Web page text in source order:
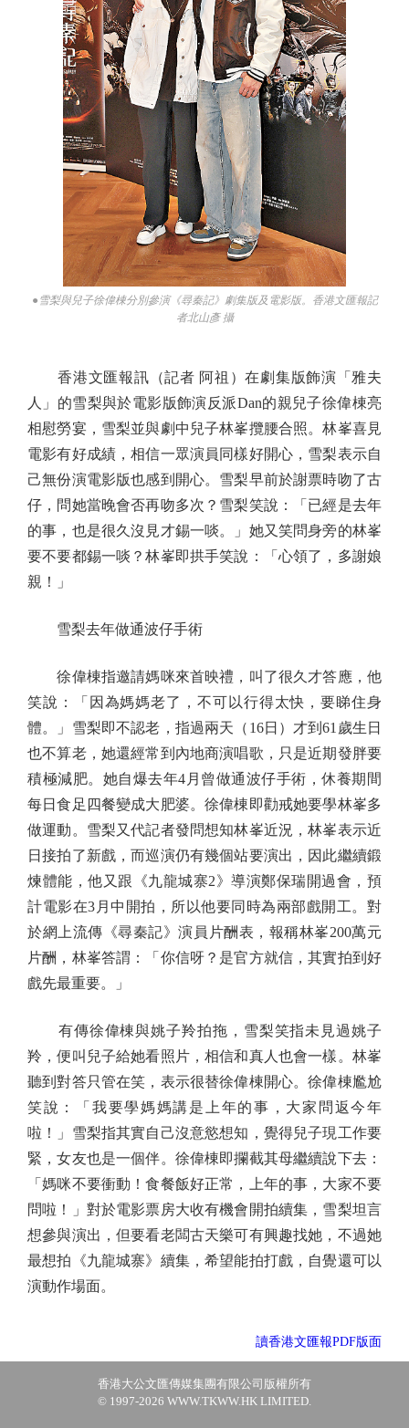
●雪梨與兒子徐偉棟分別參演《尋秦記》劇集版及電影版。香港文匯報記
者北山彥 攝
香港文匯報訊（記者 阿祖）在劇集版飾演「雅夫
人」的雪梨與於電影版飾演反派Dan的親兒子徐偉棟亮
相慰勞宴，雪梨並與劇中兒子林峯攬腰合照。林峯喜見
電影有好成績，相信一眾演員同樣好開心，雪梨表示自
己無份演電影版也感到開心。雪梨早前於謝票時吻了古
仔，問她當晚會否再吻多次？雪梨笑說：「已經是去年
的事，也是很久沒見才錫一啖。」她又笑問身旁的林峯
要不要都錫一啖？林峯即拱手笑說：「心領了，多謝娘
親！」
雪梨去年做通波仔手術
徐偉棟指邀請媽咪來首映禮，叫了很久才答應，他
笑說：「因為媽媽老了，不可以行得太快，要睇住身
體。」雪梨即不認老，指過兩天（16日）才到61歲生日
也不算老，她還經常到內地商演唱歌，只是近期發胖要
積極減肥。她自爆去年4月曾做通波仔手術，休養期間
每日食足四餐變成大肥婆。徐偉棟即勸戒她要學林峯多
做運動。雪梨又代記者發問想知林峯近況，林峯表示近
日接拍了新戲，而巡演仍有幾個站要演出，因此繼續鍛
煉體能，他又跟《九龍城寨2》導演鄭保瑞開過會，預
計電影在3月中開拍，所以他要同時為兩部戲開工。對
於網上流傳《尋秦記》演員片酬表，報稱林峯200萬元
片酬，林峯答謂：「你信呀？是官方就信，其實拍到好
戲先最重要。」
有傳徐偉棟與姚子羚拍拖，雪梨笑指未見過姚子
羚，便叫兒子給她看照片，相信和真人也會一樣。林峯
聽到對答只管在笑，表示很替徐偉棟開心。徐偉棟尷尬
笑說：「我要學媽媽講是上年的事，大家問返今年
啦！」雪梨指其實自己沒意慾想知，覺得兒子現工作要
緊，女友也是一個伴。徐偉棟即攔截其母繼續說下去：
「媽咪不要衝動！食餐飯好正常，上年的事，大家不要
問啦！」對於電影票房大收有機會開拍續集，雪梨坦言
想參與演出，但要看老闆古天樂可有興趣找她，不過她
最想拍《九龍城寨》續集，希望能拍打戲，自覺還可以
演動作場面。
讀香港文匯報PDF版面
香港大公文匯傳媒集團有限公司版權所有
© 1997-2026 WWW.TKWW.HK LIMITED.